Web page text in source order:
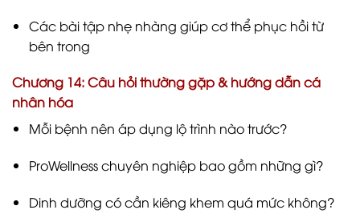
Các bài tập nhẹ nhàng giúp cơ thể phục hồi từ
bên trong
Chương 14: Câu hỏi thường gặp & hướng dẫn cá
nhân hóa
Mỗi bệnh nên áp dụng lộ trình nào trước?
ProWellness chuyên nghiệp bao gồm những gì?
Dinh dưỡng có cần kiêng khem quá mức không?